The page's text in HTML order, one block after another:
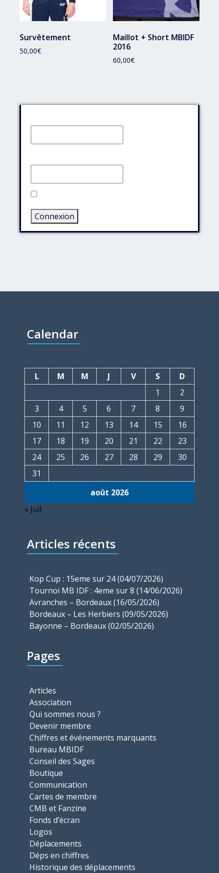
Survêtement
50,00€
Maillot + Short MBIDF
2016
60,00€
Connexion
Calendar
août 2026
L M M J V S
D
1
2
3
4 5 6 7 8
9
10
11 12 13 14 15
16
17
18 19 20 21 22
23
24
25 26 27 28 29
30
31
« Juil
Articles récents
Kop Cup : 15eme sur 24 (04/07/2026)
Tournoi MB IDF : 4eme sur 8 (14/06/2026)
Avranches – Bordeaux (16/05/2026)
Bordeaux – Les Herbiers (09/05/2026)
Bayonne – Bordeaux (02/05/2026)
Pages
Articles
Association
Qui sommes nous ?
Devenir membre
Chiffres et événements marquants
Bureau MBIDF
Conseil des Sages
Boutique
Communication
Cartes de membre
CMB et Fanzine
Fonds d’écran
Logos
Déplacements
Déps en chiffres
Historique des déplacements